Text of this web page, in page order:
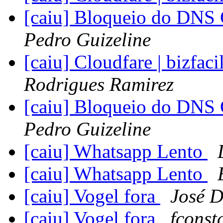
[caiu] Bloqueio do
Pedro Guizeline
[caiu] Cloudfare |
Rodrigues Ramirez
[caiu] Bloqueio do
Pedro Guizeline
[caiu] Whatsapp Lento
[caiu] Whatsapp Lento
[caiu] Vogel fora
José
[caiu] Vogel fora